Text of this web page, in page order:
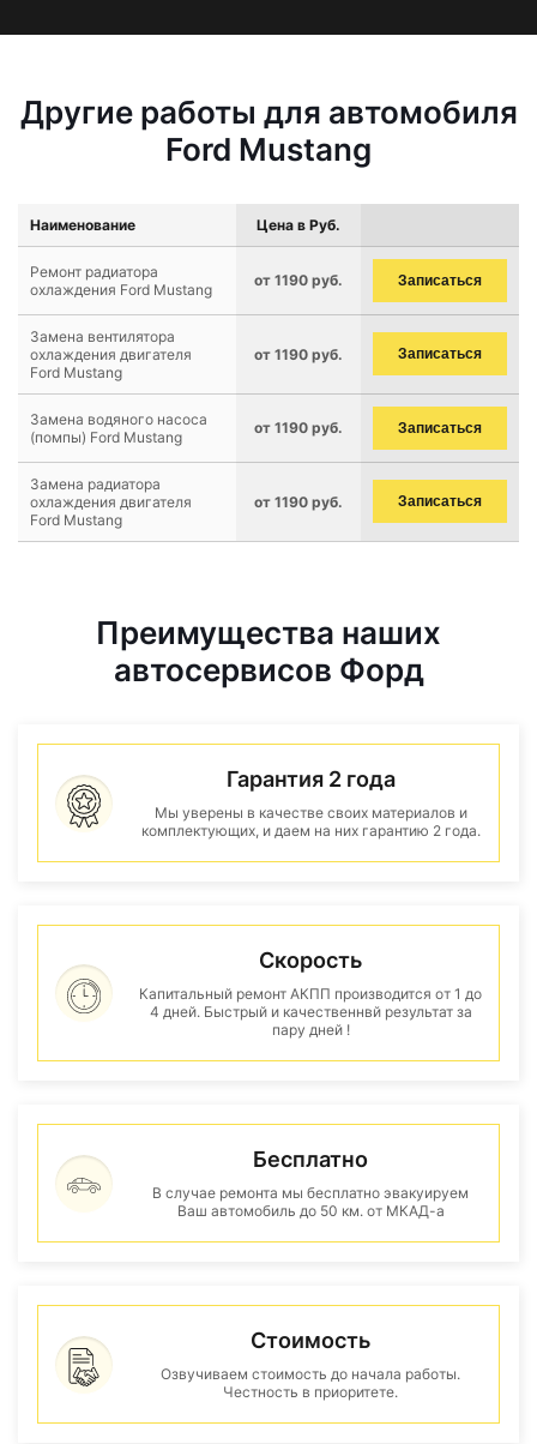
Другие работы для автомобиля
Ford Mustang
Наименование Цена в Руб.
Ремонт радиатора
охлаждения Ford Mustang
от 1190 руб. Записаться
Замена вентилятора
охлаждения двигателя
Ford Mustang
от 1190 руб. Записаться
Замена водяного насоса
(помпы) Ford Mustang
от 1190 руб. Записаться
Замена радиатора
охлаждения двигателя
Ford Mustang
от 1190 руб. Записаться
Преимущества наших
автосервисов Форд
Гарантия 2 года
Мы уверены в качестве своих материалов и
комплектующих, и даем на них гарантию 2 года.
Скорость
Капитальный ремонт АКПП производится от 1 до
4 дней. Быстрый и качественнвй результат за
пару дней !
Бесплатно
В случае ремонта мы бесплатно эвакуируем
Ваш автомобиль до 50 км. от МКАД-а
Стоимость
Озвучиваем стоимость до начала работы.
Честность в приоритете.